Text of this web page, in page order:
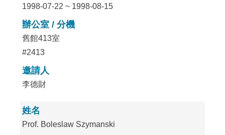
1998-07-22 ~ 1998-08-15
辦公室 / 分機
舊館413室
#2413
邀請人
李德財
姓名
Prof. Boleslaw Szymanski